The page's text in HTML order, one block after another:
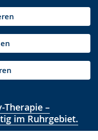
Therapie –
im Ruhrgebiet.